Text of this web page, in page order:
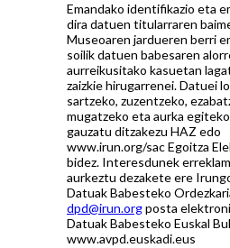
Emandako identifikazio eta
dira datuen titularraren
Museoaren jardueren berri
soilik datuen babesaren
aurreikusitako kasuetan
zaizkie hirugarrenei. Datuei
sartzeko, zuzentzeko,
mugatzeko eta aurka
gauzatu ditzakezu HAZ edo
www.irun.org/sac Egoitza
bidez. Interesdunek
aurkeztu dezakete ere
Datuak Babesteko
dpd@irun.orgposta
Datuak Babesteko Euskal
www.avpd.euskadi.eus